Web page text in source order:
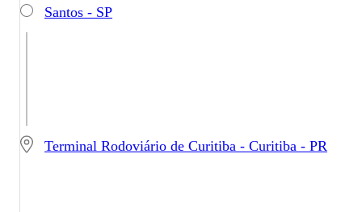
Santos - SP
Terminal Rodoviário de Curitiba - Curitiba - PR